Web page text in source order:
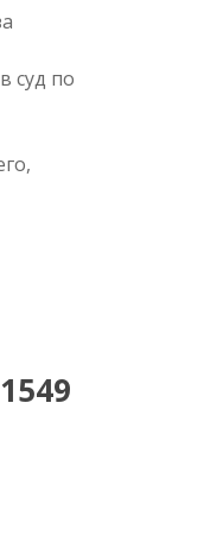
суд по